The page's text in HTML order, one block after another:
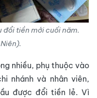
đổi tiền mới cuối năm.
nhiều, phụ thuộc vào
nhánh và nhân viên,
được đổi tiền lẻ. Vì